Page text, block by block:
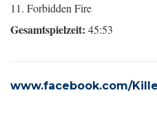
11. Forbidden Fire
Gesamtspielzeit: 45:53
www.facebook.com/